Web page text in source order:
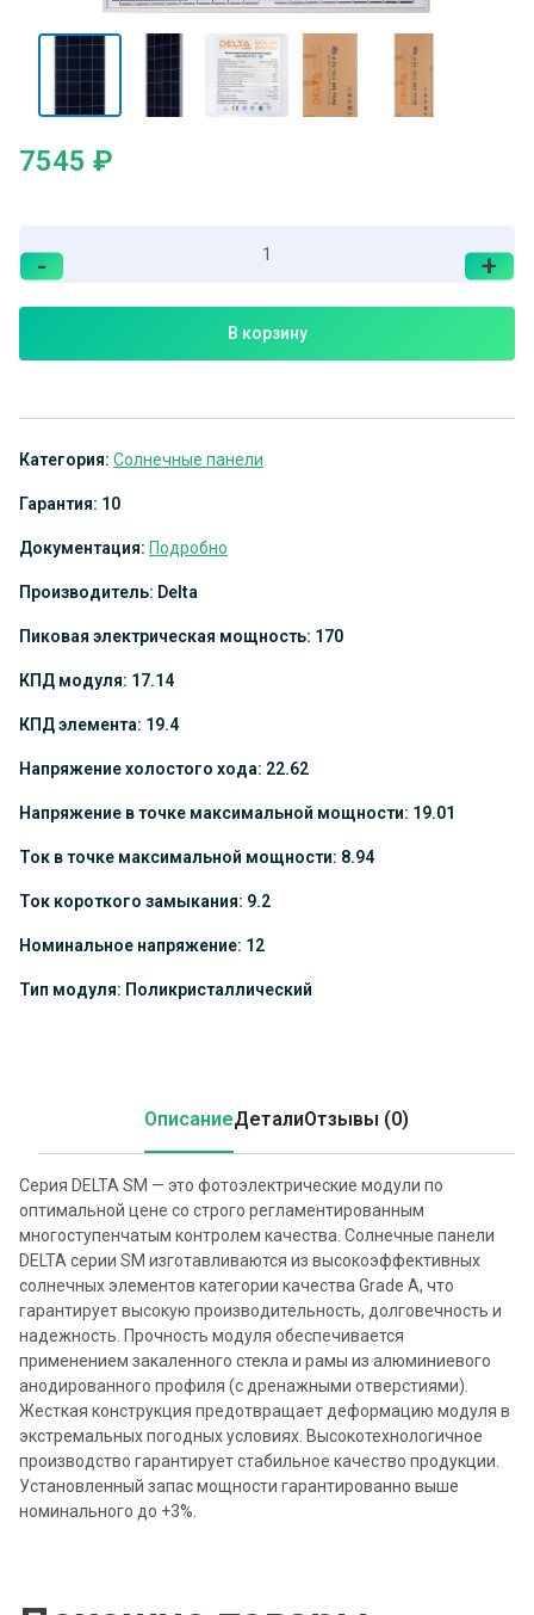
7545 ₽
- +
В корзину
Категория: Солнечные панели
Гарантия: 10
Документация: Подробно
Производитель: Delta
Пиковая электрическая мощность: 170
КПД модуля: 17.14
КПД элемента: 19.4
Напряжение холостого хода: 22.62
Напряжение в точке максимальной мощности: 19.01
Ток в точке максимальной мощности: 8.94
Ток короткого замыкания: 9.2
Номинальное напряжение: 12
Тип модуля: Поликристаллический
ОписаниеДеталиОтзывы (0)
Серия DELTA SM — это фотоэлектрические модули по
оптимальной цене со строго регламентированным
многоступенчатым контролем качества. Солнечные панели
DELTA серии SM изготавливаются из высокоэффективных
солнечных элементов категории качества Grade A, что
гарантирует высокую производительность, долговечность и
надежность. Прочность модуля обеспечивается
применением закаленного стекла и рамы из алюминиевого
анодированного профиля (с дренажными отверстиями).
Жесткая конструкция предотвращает деформацию модуля в
экстремальных погодных условиях. Высокотехнологичное
производство гарантирует стабильное качество продукции.
Установленный запас мощности гарантированно выше
номинального до +3%.